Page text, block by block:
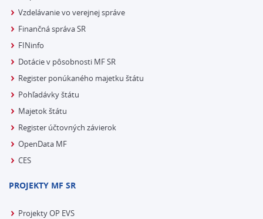
Vzdelávanie vo verejnej správe
Finančná správa SR
FINinfo
Dotácie v pôsobnosti MF SR
Register ponúkaného majetku štátu
Pohľadávky štátu
Majetok štátu
Register účtovných závierok
OpenData MF
CES
PROJEKTY MF SR
Projekty OP EVS